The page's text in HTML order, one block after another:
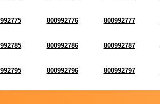
800992776 800992777
800992786 800992787
800992796 800992797